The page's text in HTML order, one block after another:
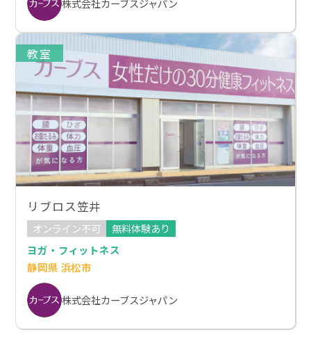
株式会社カーブスジャパン
教室
リブロス笠井
オンライン不可
無料体験あり
ヨガ・フィットネス
静岡県 浜松市
株式会社カーブスジャパン